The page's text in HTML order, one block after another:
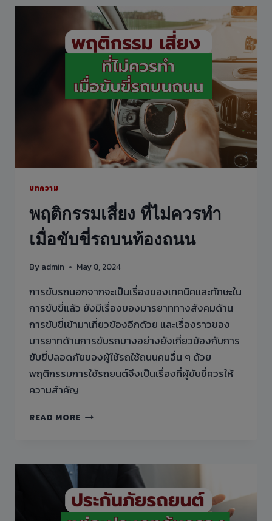
แล้ว
เกิด
อุบัติเหตุ
รถ
ถนน
เคลื่อน
ย้าย
ไหม?
บทความ
พฤติกรรมเสี่ยง ที่ไม่ควรทำ
เมื่อขับขี่รถบนท้องถนน
By admin May 8, 2024
การขับรถนอกจากจะเป็นเรื่องของเทคนิคและทักษะใน
การขับขี่แล้ว ยังมีเรื่องของมารยาททางสังคมด้าน
การขับขี่เข้ามาเกี่ยวข้องอีกด้วย และเรื่องราวของ
มารยาทด้านการขับรถบางอย่างยังเกี่ยวข้องกับการ
ขับขี่ปลอดภัยของผู้ใช้รถใช้ถนนคนอื่น ๆ ด้วย
พฤติกรรมการใช้รถยนต์จึงเป็นเรื่องที่ผู้ขับขี่ควรให้
ความสำคัญ
READ MORE พฤติกรรม
ทำ
ขับขี่
รถ
บน